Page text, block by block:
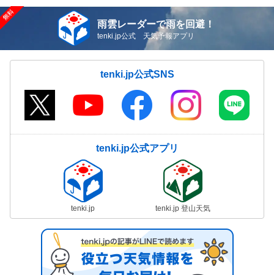
雨雲レーダーで雨を回避！
tenki.jp公式 天気予報アプリ
tenki.jp公式SNS
tenki.jp公式アプリ
tenki.jp tenki.jp 登山天気